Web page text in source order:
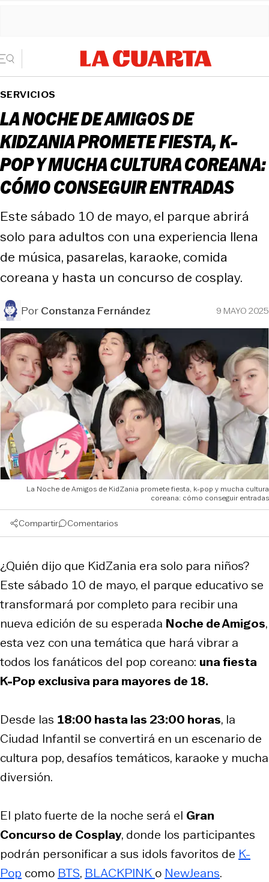
SERVICIOS
LA NOCHE DE AMIGOS DE
KIDZANIA PROMETE FIESTA, K-
POP Y MUCHA CULTURA COREANA:
CÓMO CONSEGUIR ENTRADAS
Este sábado 10 de mayo, el parque abrirá
solo para adultos con una experiencia llena
de música, pasarelas, karaoke, comida
coreana y hasta un concurso de cosplay.
PorConstanza Fernández 9 MAYO 2025
La Noche de Amigos de KidZania promete fiesta, k-pop y mucha cultura
coreana: cómo conseguir entradas
Compartir Comentarios
¿Quién dijo que KidZania era solo para niños?
Este sábado 10 de mayo, el parque educativo se
transformará por completo para recibir una
nueva edición de su esperada Noche de Amigos,
esta vez con una temática que hará vibrar a
todos los fanáticos del pop coreano: una fiesta
K-Pop exclusiva para mayores de 18.
Desde las 18:00 hasta las 23:00 horas, la
Ciudad Infantil se convertirá en un escenario de
cultura pop, desafíos temáticos, karaoke y mucha
diversión.
El plato fuerte de la noche será el Gran
Concurso de Cosplay, donde los participantes
podrán personificar a sus idols favoritos de K-
Pop como BTS, BLACKPINK o NewJeans.